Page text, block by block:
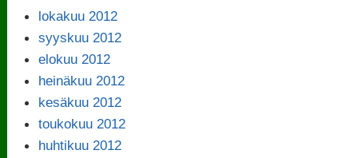
lokakuu 2012
syyskuu 2012
elokuu 2012
heinäkuu 2012
kesäkuu 2012
toukokuu 2012
huhtikuu 2012